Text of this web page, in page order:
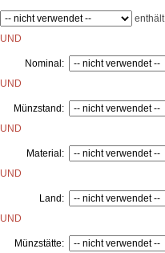
enthält
UND
Nominal:
UND
Münzstand:
UND
Material:
UND
Land:
UND
Münzstätte: